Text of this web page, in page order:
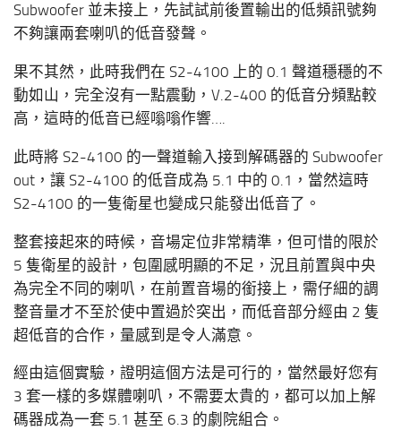
Subwoofer 並未接上，先試試前後置輸出的低頻訊號夠
不夠讓兩套喇叭的低音發聲。
果不其然，此時我們在 S2-4100 上的 0.1 聲道穩穩的不
動如山，完全沒有一點震動，V.2-400 的低音分頻點較
高，這時的低音已經嗡嗡作響….
此時將 S2-4100 的一聲道輸入接到解碼器的 Subwoofer
out，讓 S2-4100 的低音成為 5.1 中的 0.1，當然這時
S2-4100 的一隻衛星也變成只能發出低音了。
整套接起來的時候，音場定位非常精準，但可惜的限於
5 隻衛星的設計，包圍感明顯的不足，況且前置與中央
為完全不同的喇叭，在前置音場的銜接上，需仔細的調
整音量才不至於使中置過於突出，而低音部分經由 2 隻
超低音的合作，量感到是令人滿意。
經由這個實驗，證明這個方法是可行的，當然最好您有
3 套一樣的多媒體喇叭，不需要太貴的，都可以加上解
碼器成為一套 5.1 甚至 6.3 的劇院組合。